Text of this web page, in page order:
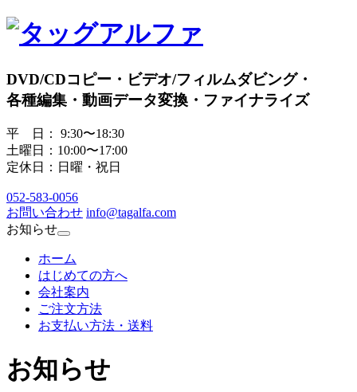
DVD/CDコピー・ビデオ/フィルムダビング・
各種編集・動画データ変換・ファイナライズ
平 日： 9:30〜18:30
土曜日：10:00〜17:00
定休日：日曜・祝日
052-583-0056
お問い合わせ info@tagalfa.com
お知らせ
ホーム
はじめての方へ
会社案内
ご注文方法
お支払い方法・送料
お知らせ